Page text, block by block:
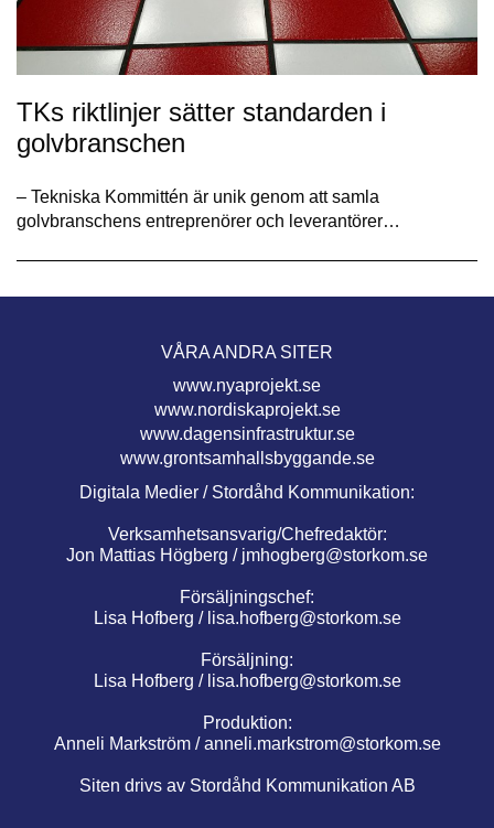
TKs riktlinjer sätter standarden i
golvbranschen
– Tekniska Kommittén är unik genom att samla
golvbranschens entreprenörer och leverantörer…
VÅRA ANDRA SITER
www.nyaprojekt.se
www.nordiskaprojekt.se
www.dagensinfrastruktur.se
www.grontsamhallsbyggande.se
Digitala Medier / Stordåhd Kommunikation:
Verksamhetsansvarig/Chefredaktör:
Jon Mattias Högberg / jmhogberg@storkom.se
Försäljningschef:
Lisa Hofberg / lisa.hofberg@storkom.se
Försäljning:
Lisa Hofberg / lisa.hofberg@storkom.se
Produktion:
Anneli Markström /anneli.markstrom@storkom.se
Siten drivs av Stordåhd Kommunikation AB